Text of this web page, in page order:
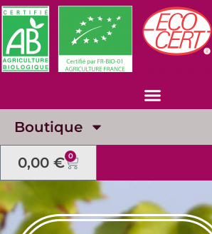
Boutique
0,00 € 0